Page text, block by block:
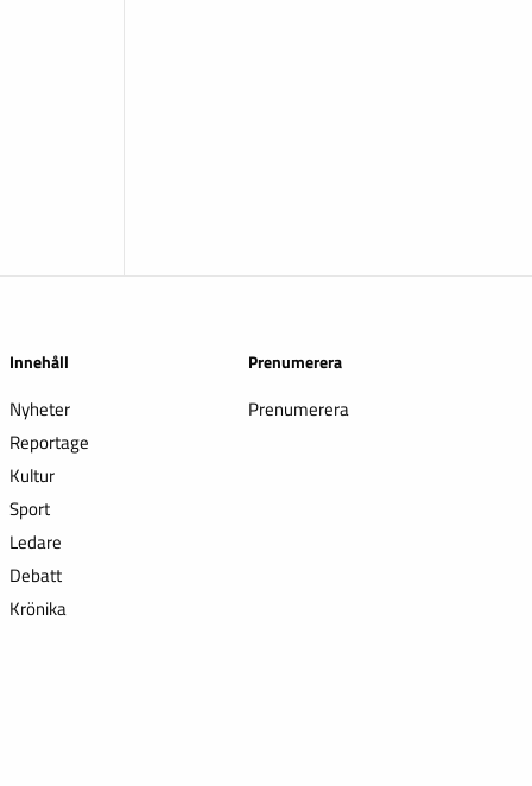
Innehåll
Nyheter
Reportage
Kultur
Sport
Ledare
Debatt
Krönika
Prenumerera
Prenumerera